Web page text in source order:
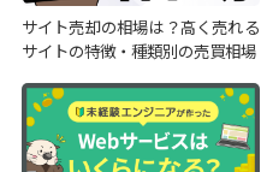
サイト売却の相場は？高く売れる
サイトの特徴・種類別の売買相場